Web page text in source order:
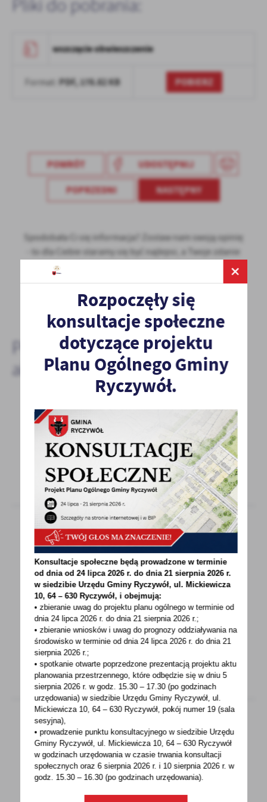
Firmy te działają w charakterze pośredników prezentujących nasze
treści w postaci wiadomości, ofert, komunikatów mediów
Pliki do pobrania:
wszczęcie obwieszczenie
Format: PDF, 178.82 KB POBIERZ
POWRÓT UDOSTĘPNIJ
POPRZEDNI NASTĘPNY
Spodobała Ci się informacja? Zostaw nam swoją opinię
- to dla Ciebie staramy się być najlepsi, a Twoje zdanie
DODAJ KOMENTARZ
Pozostałe
aktualności
30 - 08 - 2023
Dyżur specjalistów GKRPA - wrzesień 2023
30 - 08 - 2023
WSPOMNIENIE WYBUCHU II WOJNY
ŚWIATOWEJ
1 WRZEŚNIA 2023 PLAC 1 MAJA W
RYCZYWOLE WSPOMNIENIE WYBUCHUII WOJNY
ŚWIATOWEJ 9.00 Manifestacja...
30 - 08 - 2023
GOK Ryczywół serdecznie zaprasza
Rozpoczęły się
konsultacje społeczne
dotyczące projektu
Planu Ogólnego Gminy
Ryczywół.
Konsultacje społeczne będą prowadzone w terminie
od dnia od 24 lipca 2026 r. do dnia 21 sierpnia 2026 r.
w siedzibie Urzędu Gminy Ryczywół, ul. Mickiewicza
10, 64 – 630 Ryczywół, i obejmują:
• zbieranie uwag do projektu planu ogólnego w terminie od
dnia 24 lipca 2026 r. do dnia 21 sierpnia 2026 r.;
• zbieranie wniosków i uwag do prognozy oddziaływania na
środowisko w terminie od dnia 24 lipca 2026 r. do dnia 21
sierpnia 2026 r.;
• spotkanie otwarte poprzedzone prezentacją projektu aktu
planowania przestrzennego, które odbędzie się w dniu 5
sierpnia 2026 r.w godz. 15.30 – 17.30 (po godzinach
urzędowania) w siedzibie Urzędu Gminy Ryczywół, ul.
Mickiewicza 10, 64 – 630 Ryczywół, pokójnumer 19 (sala
sesyjna),
• prowadzenie punktu konsultacyjnego w siedzibie Urzędu
Gminy Ryczywół, ul. Mickiewicza 10, 64 – 630 Ryczywół
w godzinachurzędowania w czasie trwania konsultacji
społecznych oraz 6 sierpnia 2026 r. i 10 sierpnia 2026 r. w
godz. 15.30 – 16.30 (po godzinachurzędowania).